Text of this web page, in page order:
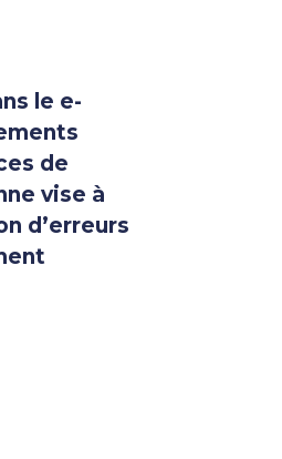
le e-
de
vise à
d’erreurs